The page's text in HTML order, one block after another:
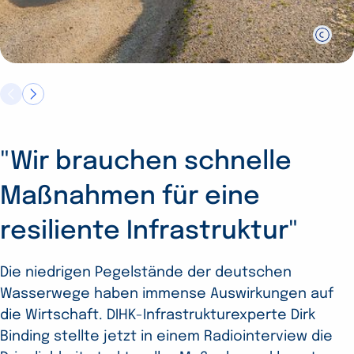
"Wir brauchen schnelle
Maßnahmen für eine
resiliente Infrastruktur"
Die niedrigen Pegelstände der deutschen
Wasserwege haben immense Auswirkungen auf
die Wirtschaft. DIHK-Infrastrukturexperte Dirk
Binding stellte jetzt in einem Radiointerview die
DIHK-Report
Unternehmensgründung
2026
Wie steht es um den Gründungsstandort
Deutschland? Auf Basis von rund 200.000
Kontakten im IHK-Gründungsservice und fast 800
Antworten angehender Jungunternehmer stellt
Ausbildungsumfrage 2026:
Betriebe bleiben trotz
widriger Umstände am Ball
Die Unternehmen schätzen die Qualität und
Attraktivität der dualen Ausbildung, das zeigt
einmal mehr die DIHK-Ausbildungsumfrage 2026.
Dass derzeit dennoch mehr IHK-Betriebe ihr